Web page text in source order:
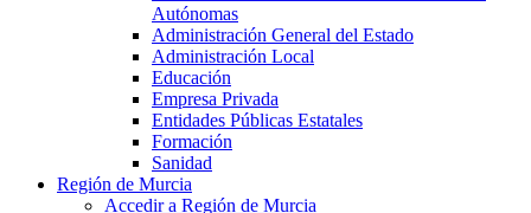
Autónomas
Administración General del Estado
Administración Local
Educación
Empresa Privada
Entidades Públicas Estatales
Formación
Sanidad
Región de Murcia
Accedir a Región de Murcia